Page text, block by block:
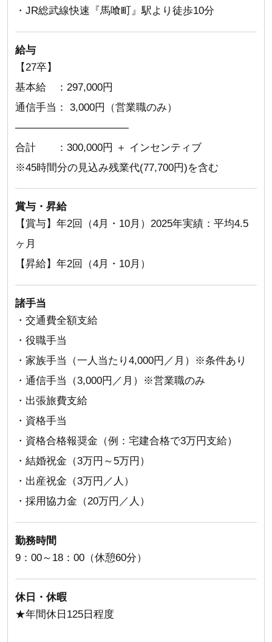
・JR総武線快速『馬喰町』駅より徒歩10分
給与
【27卒】
基本給 ：297,000円
通信手当： 3,000円（営業職のみ）
———————————
合計 ：300,000円 ＋ インセンティブ
※45時間分の見込み残業代(77,700円)を含む
賞与・昇給
【賞与】年2回（4月・10月）2025年実績：平均4.5
ヶ月
【昇給】年2回（4月・10月）
諸手当
・交通費全額支給
・役職手当
・家族手当（一人当たり4,000円／月）※条件あり
・通信手当（3,000円／月）※営業職のみ
・出張旅費支給
・資格手当
・資格合格報奨金（例：宅建合格で3万円支給）
・結婚祝金（3万円～5万円）
・出産祝金（3万円／人）
・採用協力金（20万円／人）
勤務時間
9：00～18：00（休憩60分）
休日・休暇
★年間休日125日程度